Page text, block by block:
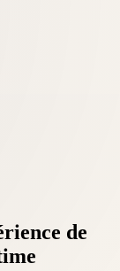
de